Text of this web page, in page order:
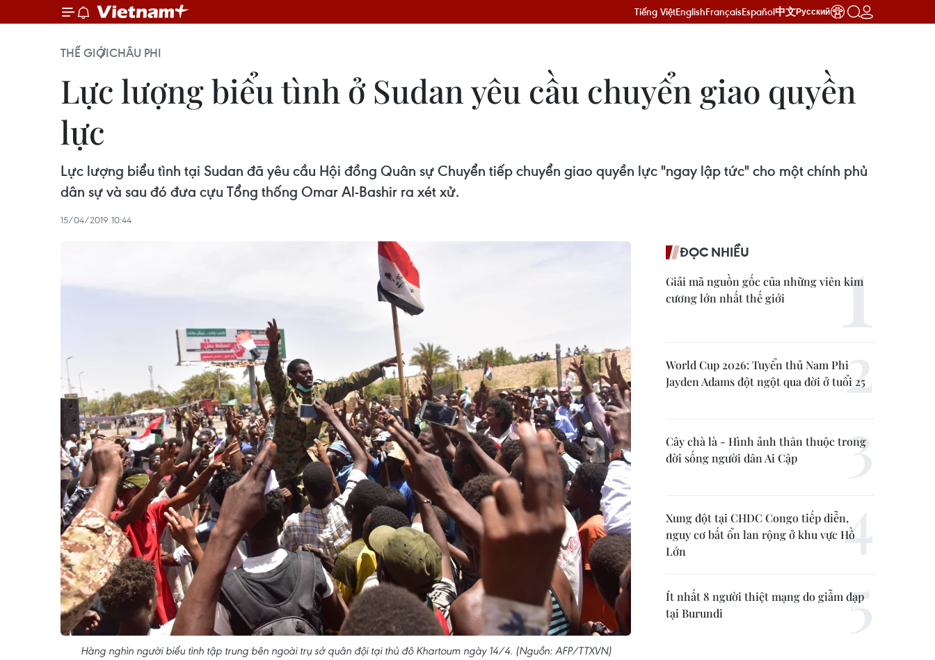
Tiếng ViệtEnglishFrançaisEspañol中文Русский
THẾ GIỚICHÂU PHI
Lực lượng biểu tình ở Sudan yêu cầu chuyển giao quyền
lực
Lực lượng biểu tình tại Sudan đã yêu cầu Hội đồng Quân sự Chuyển tiếp chuyển giao quyền lực "ngay lập tức" cho một chính phủ
dân sự và sau đó đưa cựu Tổng thống Omar Al-Bashir ra xét xử.
15/04/2019 10:44
Hàng nghìn người biểu tình tập trung bên ngoài trụ sở quân đội tại thủ đô Khartoum ngày 14/4. (Nguồn: AFP/TTXVN)
ĐỌC NHIỀU
Giải mã nguồn gốc của những viên kim
cương lớn nhất thế giới
World Cup 2026: Tuyển thủ Nam Phi
Jayden Adams đột ngột qua đời ở tuổi 25
Cây chà là - Hình ảnh thân thuộc trong
đời sống người dân Ai Cập
Xung đột tại CHDC Congo tiếp diễn,
nguy cơ bất ổn lan rộng ở khu vực Hồ
Lớn
Ít nhất 8 người thiệt mạng do giẫm đạp
tại Burundi